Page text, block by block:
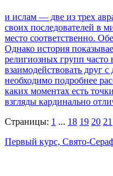
и ислам — две из трех
своих последователей в
место соответственно.
Однако история
религиозных групп
взаимодействовать друг
необходимо подробнее
каких моментах есть
взгляды кардинально
Страницы: 1 ... 18 19 20 21
Первый курс, Свято-